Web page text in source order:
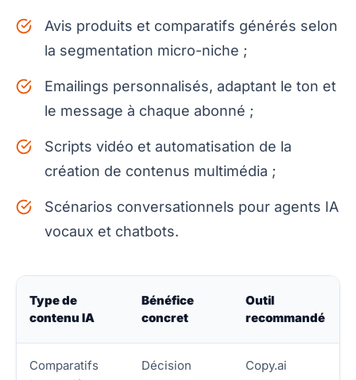
Avis produits et comparatifs générés selon
la segmentation micro-niche ;
Emailings personnalisés, adaptant le ton et
le message à chaque abonné ;
Scripts vidéo et automatisation de la
création de contenus multimédia ;
Scénarios conversationnels pour agents IA
vocaux et chatbots.
Type de
contenu IA
Bénéfice
concret
Outil
recommandé
Comparatifs
Décision
Copy.ai